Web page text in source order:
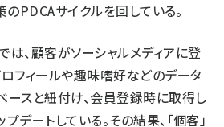
PDCAサイクルを回している。
、顧客がソーシャルメディアに登
フィールや趣味嗜好などのデータ
ースと紐付け、会員登録時に取得し
デートしている。その結果、「個客」